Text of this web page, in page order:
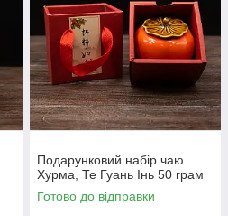
Подарунковий набір чаю
Хурма, Те Гуань Інь 50 грам
Готово до відправки